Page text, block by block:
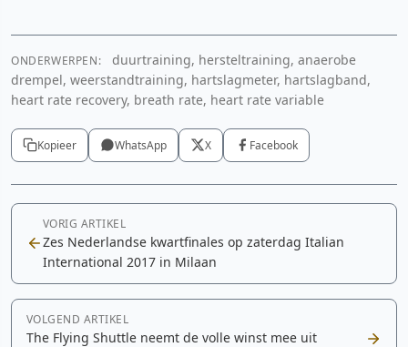
ONDERWERPEN:
duurtraining, hersteltraining, anaerobe
drempel, weerstandtraining, hartslagmeter, hartslagband,
heart rate recovery, breath rate, heart rate variable
Kopieer WhatsApp X Facebook
VORIG ARTIKEL
Zes Nederlandse kwartfinales op zaterdag Italian
International 2017 in Milaan
VOLGEND ARTIKEL
The Flying Shuttle neemt de volle winst mee uit